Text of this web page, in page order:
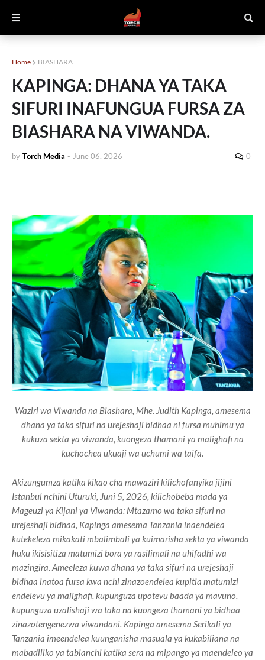
Home BIASHARA
KAPINGA: DHANA YA TAKA
SIFURI INAFUNGUA FURSA ZA
BIASHARA NA VIWANDA.
by Torch Media - June 06, 2026 0
Waziri wa Viwanda na Biashara, Mhe. Judith Kapinga, amesema
dhana ya taka sifuri na urejeshaji bidhaa ni fursa muhimu ya
kukuza sekta ya viwanda, kuongeza thamani ya malighafi na
kuchochea ukuaji wa uchumi wa taifa.
Akizungumza katika kikao cha mawaziri kilichofanyika jijini
Istanbul nchini Uturuki, Juni 5, 2026, kilichobeba mada ya
Mageuzi ya Kijani ya Viwanda: Mtazamo wa taka sifuri na
urejeshaji bidhaa, Kapinga amesema Tanzania inaendelea
kutekeleza mikakati mbalimbali ya kuimarisha sekta ya viwanda
huku ikisisitiza matumizi bora ya rasilimali na uhifadhi wa
mazingira. Ameeleza kuwa dhana ya taka sifuri na urejeshaji
bidhaa inatoa fursa kwa nchi zinazoendelea kupitia matumizi
endelevu ya malighafi, kupunguza upotevu baada ya mavuno,
kupunguza uzalishaji wa taka na kuongeza thamani ya bidhaa
zinazotengenezwa viwandani. Kapinga amesema Serikali ya
Tanzania imeendelea kuunganisha masuala ya kukabiliana na
mabadiliko ya tabianchi katika sera na mipango ya maendeleo ya